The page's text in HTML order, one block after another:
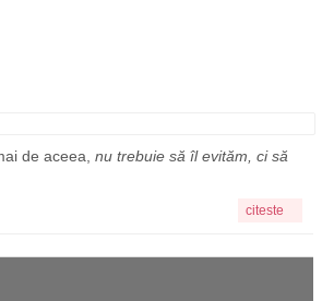
de aceea, nu trebuie să îl evităm, ci să
citeste